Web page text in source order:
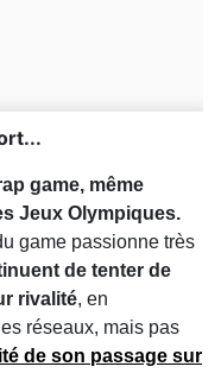
game, même
Jeux Olympiques.
game passionne très
de tenter de
rivalité, en
réseaux, mais pas
de son passage sur